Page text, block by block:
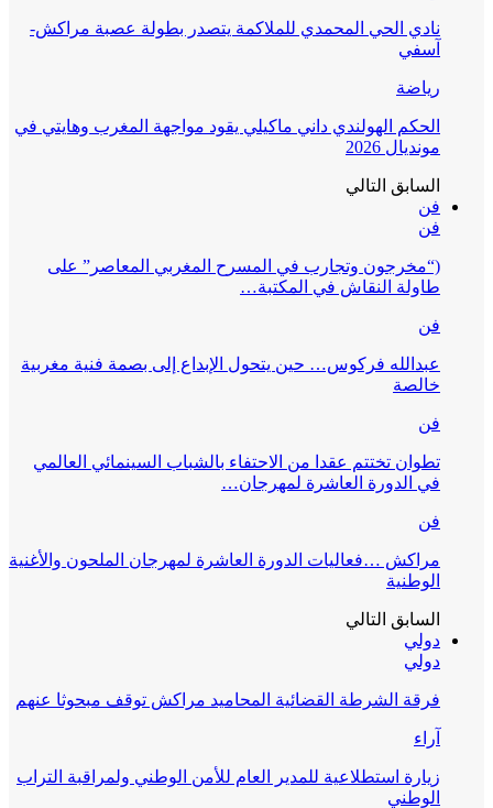
نادي الحي المحمدي للملاكمة يتصدر بطولة عصبة مراكش-
آسفي
رياضة
الحكم الهولندي داني ماكيلي يقود مواجهة المغرب وهايتي في
مونديال 2026
السابق التالي
فن
فن
(“مخرجون وتجارب في المسرح المغربي المعاصر” على
طاولة النقاش في المكتبة…
فن
عبدالله فركوس… حين يتحول الإبداع إلى بصمة فنية مغربية
خالصة
فن
تطوان تختتم عقدا من الاحتفاء بالشباب السينمائي العالمي
في الدورة العاشرة لمهرجان…
فن
مراكش …فعاليات الدورة العاشرة لمهرجان الملحون والأغنية
الوطنية
السابق التالي
دولي
دولي
فرقة الشرطة القضائية المحاميد مراكش توقف مبحوثا عنهم
آراء
زيارة استطلاعية للمدير العام للأمن الوطني ولمراقبة التراب
الوطني